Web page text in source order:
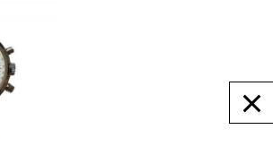
ACCUEIL